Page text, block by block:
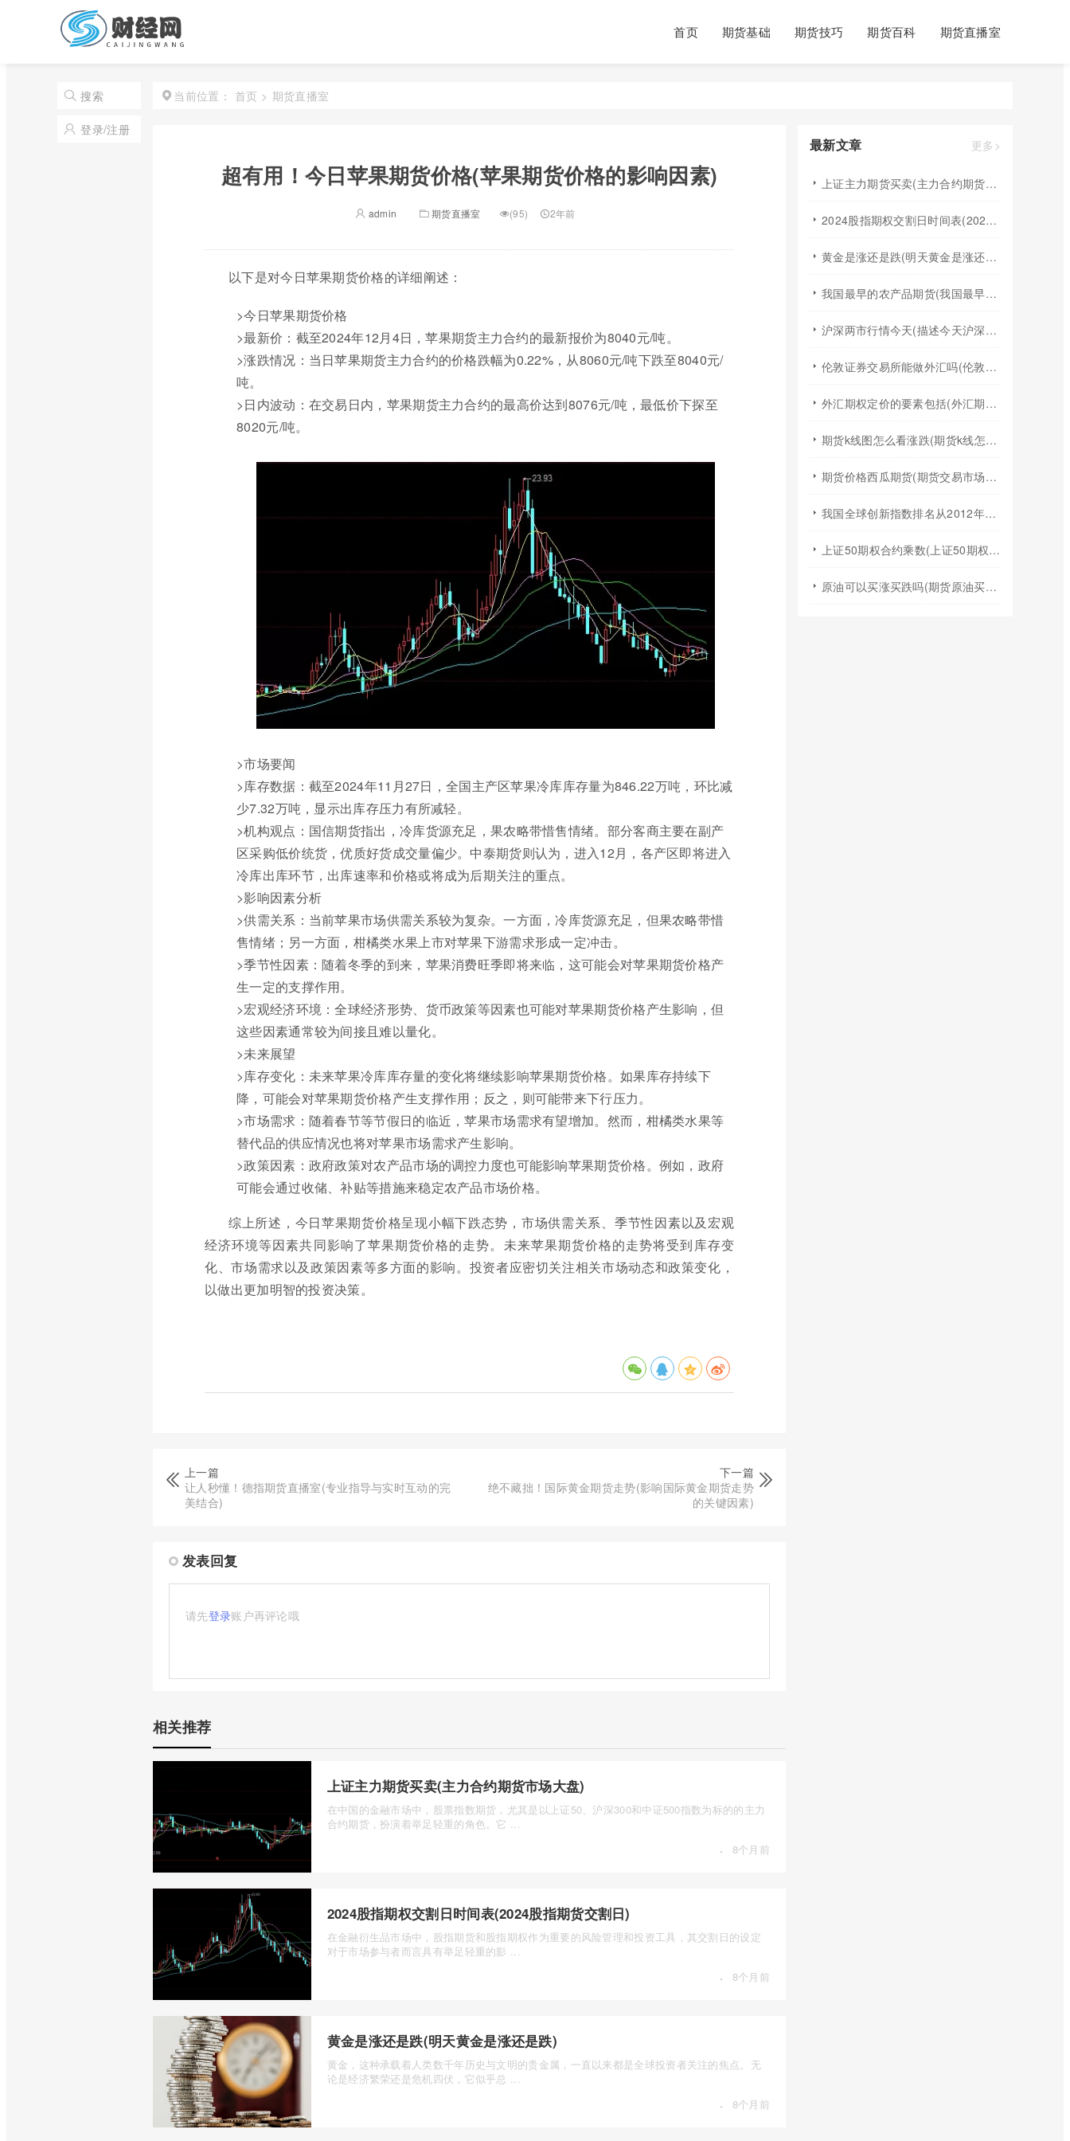
首页 期货基础 期货技巧 期货百科 期货直播室
搜索
登录/注册
当前位置： 首页 > 期货直播室
超有用！今日苹果期货价格(苹果期货价格的影响因素)
admin 期货直播室 (95) 2年前
以下是对今日苹果期货价格的详细阐述：
>今日苹果期货价格
>最新价：截至2024年12月4日，苹果期货主力合约的最新报价为8040元/吨。
>涨跌情况：当日苹果期货主力合约的价格跌幅为0.22%，从8060元/吨下跌至8040元/
吨。
>日内波动：在交易日内，苹果期货主力合约的最高价达到8076元/吨，最低价下探至
8020元/吨。
>市场要闻
>库存数据：截至2024年11月27日，全国主产区苹果冷库库存量为846.22万吨，环比减
少7.32万吨，显示出库存压力有所减轻。
>机构观点：国信期货指出，冷库货源充足，果农略带惜售情绪。部分客商主要在副产
区采购低价统货，优质好货成交量偏少。中泰期货则认为，进入12月，各产区即将进入
冷库出库环节，出库速率和价格或将成为后期关注的重点。
>影响因素分析
>供需关系：当前苹果市场供需关系较为复杂。一方面，冷库货源充足，但果农略带惜
售情绪；另一方面，柑橘类水果上市对苹果下游需求形成一定冲击。
>季节性因素：随着冬季的到来，苹果消费旺季即将来临，这可能会对苹果期货价格产
生一定的支撑作用。
>宏观经济环境：全球经济形势、货币政策等因素也可能对苹果期货价格产生影响，但
这些因素通常较为间接且难以量化。
>未来展望
>库存变化：未来苹果冷库库存量的变化将继续影响苹果期货价格。如果库存持续下
降，可能会对苹果期货价格产生支撑作用；反之，则可能带来下行压力。
>市场需求：随着春节等节假日的临近，苹果市场需求有望增加。然而，柑橘类水果等
替代品的供应情况也将对苹果市场需求产生影响。
>政策因素：政府政策对农产品市场的调控力度也可能影响苹果期货价格。例如，政府
可能会通过收储、补贴等措施来稳定农产品市场价格。
综上所述，今日苹果期货价格呈现小幅下跌态势，市场供需关系、季节性因素以及宏观
经济环境等因素共同影响了苹果期货价格的走势。未来苹果期货价格的走势将受到库存变
化、市场需求以及政策因素等多方面的影响。投资者应密切关注相关市场动态和政策变化，
以做出更加明智的投资决策。
上一篇
让人秒懂！德指期货直播室(专业指导与实时互动的完
美结合)
下一篇
绝不藏拙！国际黄金期货走势(影响国际黄金期货走势
的关键因素)
发表回复
请先登录账户再评论哦
相关推荐
上证主力期货买卖(主力合约期货市场大盘)
在中国的金融市场中，股票指数期货，尤其是以上证50、沪深300和中证500指数为标的的主力
合约期货，扮演着举足轻重的角色。它 ...
· 8个月前
2024股指期权交割日时间表(2024股指期货交割日)
在金融衍生品市场中，股指期货和股指期权作为重要的风险管理和投资工具，其交割日的设定
对于市场参与者而言具有举足轻重的影 ...
· 8个月前
黄金是涨还是跌(明天黄金是涨还是跌)
黄金，这种承载着人类数千年历史与文明的贵金属，一直以来都是全球投资者关注的焦点。无
论是经济繁荣还是危机四伏，它似乎总 ...
· 8个月前
最新文章 更多>
上证主力期货买卖(主力合约期货市场大盘)
2024股指期权交割日时间表(2024股指期货交割日)
黄金是涨还是跌(明天黄金是涨还是跌)
我国最早的农产品期货(我国最早的农产品期货交易合约的品种是)
沪深两市行情今天(描述今天沪深两市早盘交易情况)
伦敦证券交易所能做外汇吗(伦敦证券交易所交易规则)
外汇期权定价的要素包括(外汇期权定价模型)
期货k线图怎么看涨跌(期货k线怎么看均线图)
期货价格西瓜期货(期货交易市场价格)
我国全球创新指数排名从2012年的(我国全球创新指数排名不断跃升得益于什么)
上证50期权合约乘数(上证50期权t0)
原油可以买涨买跌吗(期货原油买涨买跌)